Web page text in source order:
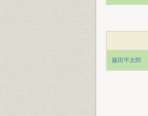
藤田平太郎